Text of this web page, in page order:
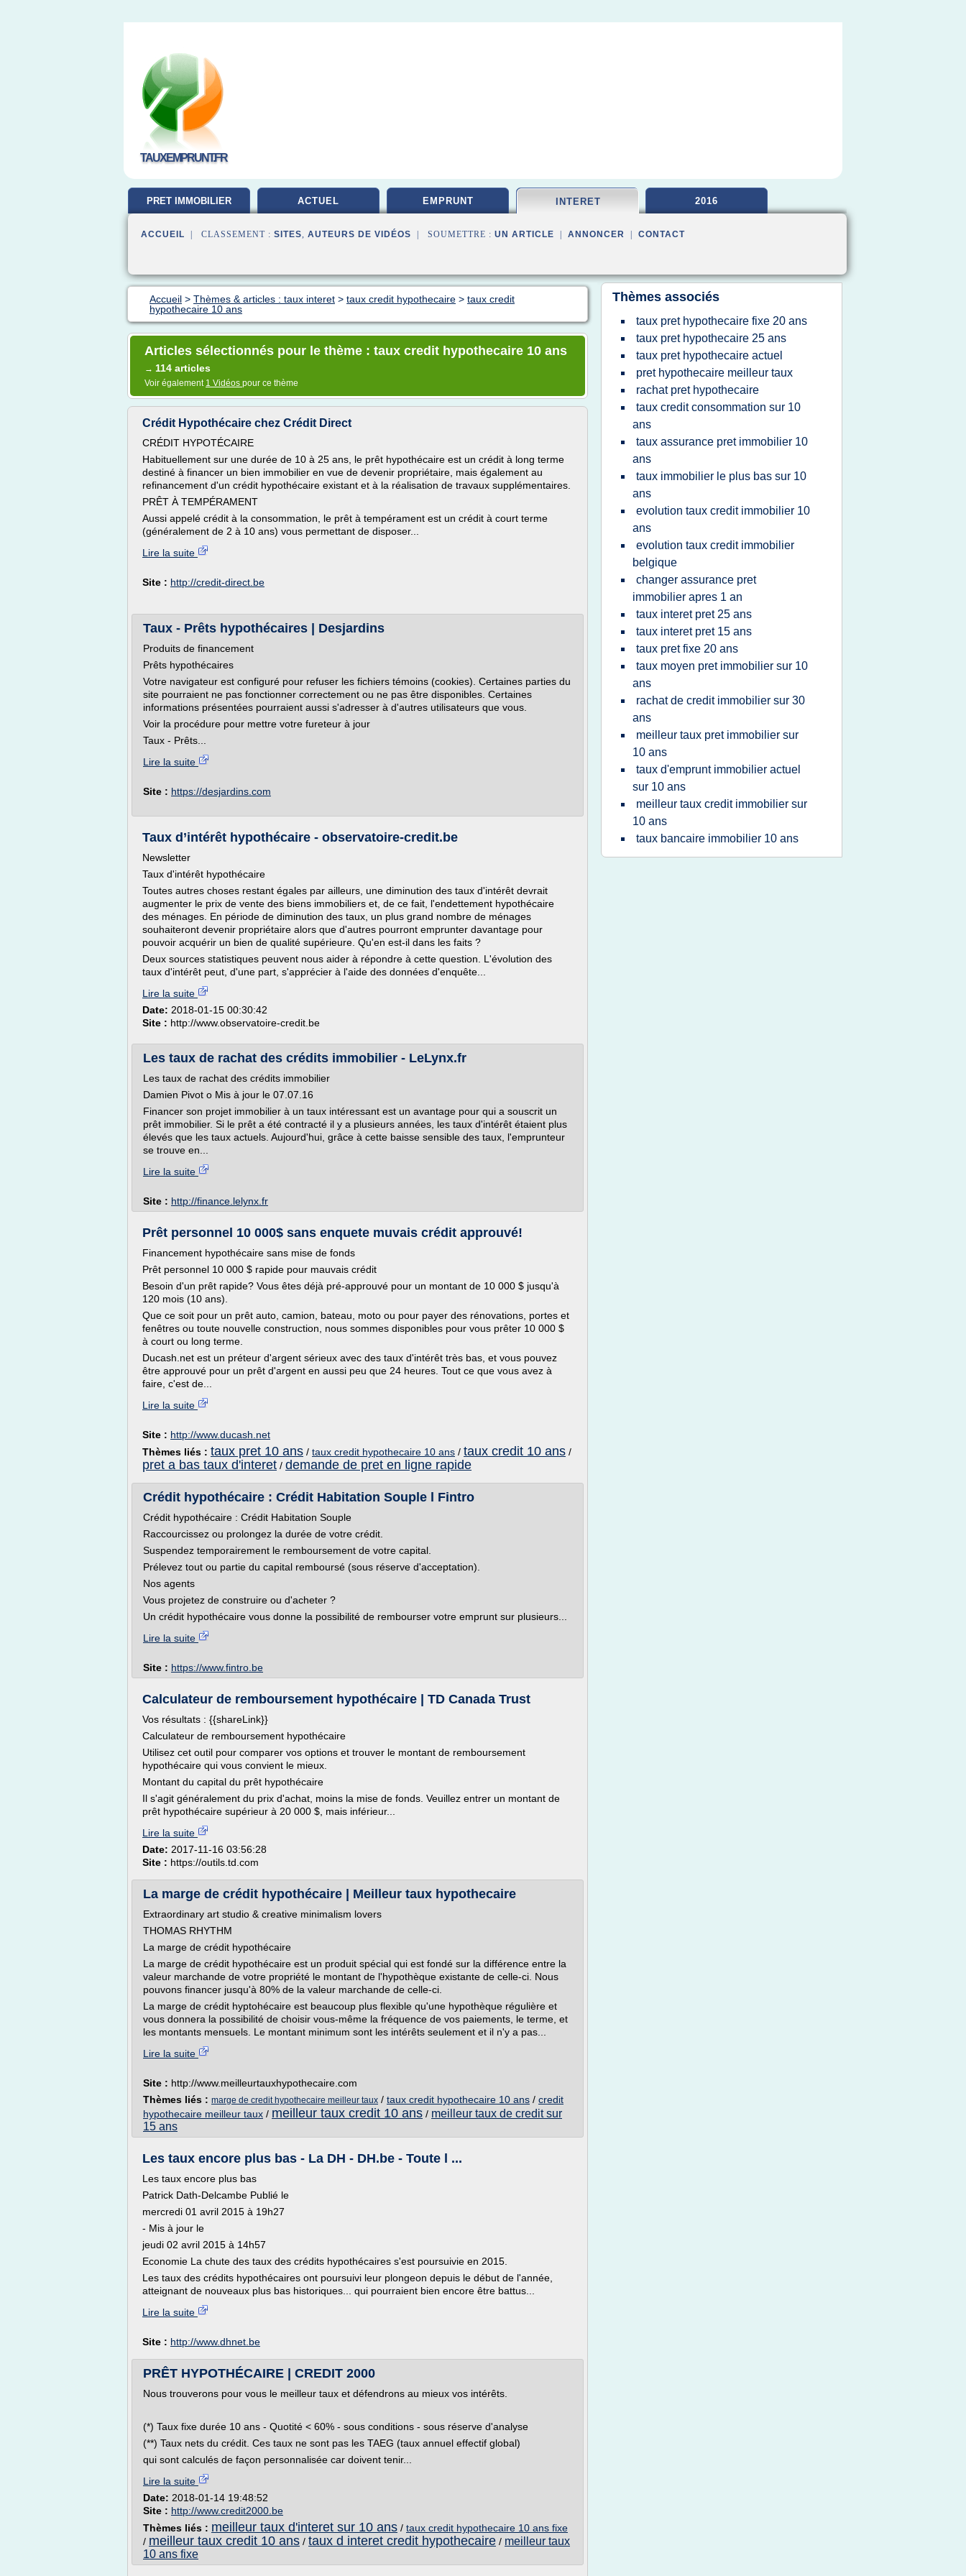
TAUXEMPRUNT.FR
PRET IMMOBILIER ACTUEL EMPRUNT INTERET 2016
ACCUEIL | CLASSEMENT : SITES, AUTEURS DE VIDÉOS | SOUMETTRE : UN ARTICLE ANNONCER CONTACT
Accueil > Thèmes & articles : taux interet > taux credit hypothecaire > taux credit
hypothecaire 10 ans
Articles sélectionnés pour le thème : taux credit hypothecaire 10 ans
→ 114 articles
Voir également 1 Vidéos pour ce thème
Crédit Hypothécaire chez Crédit Direct
CRÉDIT HYPOTÉCAIRE
Habituellement sur une durée de 10 à 25 ans, le prêt hypothécaire est un crédit à long terme
destiné à financer un bien immobilier en vue de devenir propriétaire, mais également au
refinancement d'un crédit hypothécaire existant et à la réalisation de travaux supplémentaires.
PRÊT À TEMPÉRAMENT
Aussi appelé crédit à la consommation, le prêt à tempérament est un crédit à court terme
(généralement de 2 à 10 ans) vous permettant de disposer...
Lire la suite
Site : http://credit-direct.be
Taux - Prêts hypothécaires | Desjardins
Produits de financement
Prêts hypothécaires
Votre navigateur est configuré pour refuser les fichiers témoins (cookies). Certaines parties du
site pourraient ne pas fonctionner correctement ou ne pas être disponibles. Certaines
informations présentées pourraient aussi s'adresser à d'autres utilisateurs que vous.
Voir la procédure pour mettre votre fureteur à jour
Taux - Prêts...
Lire la suite
Site : https://desjardins.com
Taux d’intérêt hypothécaire - observatoire-credit.be
Newsletter
Taux d'intérêt hypothécaire
Toutes autres choses restant égales par ailleurs, une diminution des taux d'intérêt devrait
augmenter le prix de vente des biens immobiliers et, de ce fait, l'endettement hypothécaire
des ménages. En période de diminution des taux, un plus grand nombre de ménages
souhaiteront devenir propriétaire alors que d'autres pourront emprunter davantage pour
pouvoir acquérir un bien de qualité supérieure. Qu'en est-il dans les faits ?
Deux sources statistiques peuvent nous aider à répondre à cette question. L'évolution des
taux d'intérêt peut, d'une part, s'apprécier à l'aide des données d'enquête...
Lire la suite
Date: 2018-01-15 00:30:42
Site : http://www.observatoire-credit.be
Les taux de rachat des crédits immobilier - LeLynx.fr
Les taux de rachat des crédits immobilier
Damien Pivot o Mis à jour le 07.07.16
Financer son projet immobilier à un taux intéressant est un avantage pour qui a souscrit un
prêt immobilier. Si le prêt a été contracté il y a plusieurs années, les taux d'intérêt étaient plus
élevés que les taux actuels. Aujourd'hui, grâce à cette baisse sensible des taux, l'emprunteur
se trouve en...
Lire la suite
Site : http://finance.lelynx.fr
Prêt personnel 10 000$ sans enquete muvais crédit approuvé!
Financement hypothécaire sans mise de fonds
Prêt personnel 10 000 $ rapide pour mauvais crédit
Besoin d'un prêt rapide? Vous êtes déjà pré-approuvé pour un montant de 10 000 $ jusqu'à
120 mois (10 ans).
Que ce soit pour un prêt auto, camion, bateau, moto ou pour payer des rénovations, portes et
fenêtres ou toute nouvelle construction, nous sommes disponibles pour vous prêter 10 000 $
à court ou long terme.
Ducash.net est un préteur d'argent sérieux avec des taux d'intérêt très bas, et vous pouvez
être approuvé pour un prêt d'argent en aussi peu que 24 heures. Tout ce que vous avez à
faire, c'est de...
Lire la suite
Site : http://www.ducash.net
Thèmes liés : taux pret 10 ans / taux credit hypothecaire 10 ans / taux credit 10 ans /
pret a bas taux d'interet / demande de pret en ligne rapide
Crédit hypothécaire : Crédit Habitation Souple l Fintro
Crédit hypothécaire : Crédit Habitation Souple
Raccourcissez ou prolongez la durée de votre crédit.
Suspendez temporairement le remboursement de votre capital.
Prélevez tout ou partie du capital remboursé (sous réserve d'acceptation).
Nos agents
Vous projetez de construire ou d'acheter ?
Un crédit hypothécaire vous donne la possibilité de rembourser votre emprunt sur plusieurs...
Lire la suite
Site : https://www.fintro.be
Calculateur de remboursement hypothécaire | TD Canada Trust
Vos résultats : {{shareLink}}
Calculateur de remboursement hypothécaire
Utilisez cet outil pour comparer vos options et trouver le montant de remboursement
hypothécaire qui vous convient le mieux.
Montant du capital du prêt hypothécaire
Il s'agit généralement du prix d'achat, moins la mise de fonds. Veuillez entrer un montant de
prêt hypothécaire supérieur à 20 000 $, mais inférieur...
Lire la suite
Date: 2017-11-16 03:56:28
Site : https://outils.td.com
La marge de crédit hypothécaire | Meilleur taux hypothecaire
Extraordinary art studio & creative minimalism lovers
THOMAS RHYTHM
La marge de crédit hypothécaire
La marge de crédit hypothécaire est un produit spécial qui est fondé sur la différence entre la
valeur marchande de votre propriété le montant de l'hypothèque existante de celle-ci. Nous
pouvons financer jusqu'à 80% de la valeur marchande de celle-ci.
La marge de crédit hyptohécaire est beaucoup plus flexible qu'une hypothèque régulière et
vous donnera la possibilité de choisir vous-même la fréquence de vos paiements, le terme, et
les montants mensuels. Le montant minimum sont les intérêts seulement et il n'y a pas...
Lire la suite
Site : http://www.meilleurtauxhypothecaire.com
Thèmes liés : marge de credit hypothecaire meilleur taux / taux credit hypothecaire 10 ans / credit
hypothecaire meilleur taux / meilleur taux credit 10 ans / meilleur taux de credit sur
15 ans
Les taux encore plus bas - La DH - DH.be - Toute l ...
Les taux encore plus bas
Patrick Dath-Delcambe Publié le
mercredi 01 avril 2015 à 19h27
- Mis à jour le
jeudi 02 avril 2015 à 14h57
Economie La chute des taux des crédits hypothécaires s'est poursuivie en 2015.
Les taux des crédits hypothécaires ont poursuivi leur plongeon depuis le début de l'année,
atteignant de nouveaux plus bas historiques... qui pourraient bien encore être battus...
Lire la suite
Site : http://www.dhnet.be
PRÊT HYPOTHÉCAIRE | CREDIT 2000
Nous trouverons pour vous le meilleur taux et défendrons au mieux vos intérêts.
(*) Taux fixe durée 10 ans - Quotité < 60% - sous conditions - sous réserve d'analyse
(**) Taux nets du crédit. Ces taux ne sont pas les TAEG (taux annuel effectif global)
qui sont calculés de façon personnalisée car doivent tenir...
Lire la suite
Date: 2018-01-14 19:48:52
Site : http://www.credit2000.be
Thèmes liés : meilleur taux d'interet sur 10 ans / taux credit hypothecaire 10 ans fixe
/ meilleur taux credit 10 ans / taux d interet credit hypothecaire / meilleur taux
10 ans fixe
Thèmes associés
taux pret hypothecaire fixe 20 ans
taux pret hypothecaire 25 ans
taux pret hypothecaire actuel
pret hypothecaire meilleur taux
rachat pret hypothecaire
taux credit consommation sur 10
ans
taux assurance pret immobilier 10
ans
taux immobilier le plus bas sur 10
ans
evolution taux credit immobilier 10
ans
evolution taux credit immobilier
belgique
changer assurance pret
immobilier apres 1 an
taux interet pret 25 ans
taux interet pret 15 ans
taux pret fixe 20 ans
taux moyen pret immobilier sur 10
ans
rachat de credit immobilier sur 30
ans
meilleur taux pret immobilier sur
10 ans
taux d'emprunt immobilier actuel
sur 10 ans
meilleur taux credit immobilier sur
10 ans
taux bancaire immobilier 10 ans